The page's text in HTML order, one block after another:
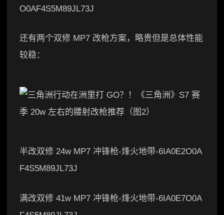
O0AF4S5M89JL73J
还有两个双修 MP7 改枪方案，略贵但是总体性能
较稳：
半改双修 24w MP7 冲锋枪-烽火地带-6IA0E2O0A
F4S5M89JL73J
满改双修 41w MP7 冲锋枪-烽火地带-6IA0E7O0A